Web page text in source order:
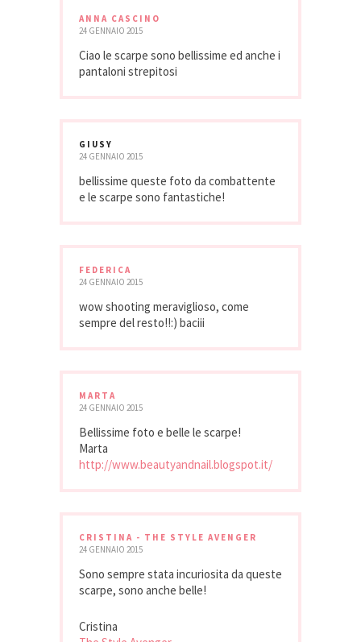
ANNA CASCINO
24 GENNAIO 2015
Ciao le scarpe sono bellissime ed anche i
pantaloni strepitosi
GIUSY
24 GENNAIO 2015
bellissime queste foto da combattente
e le scarpe sono fantastiche!
FEDERICA
24 GENNAIO 2015
wow shooting meraviglioso, come
sempre del resto!!:) baciii
MARTA
24 GENNAIO 2015
Bellissime foto e belle le scarpe!
Marta
http://www.beautyandnail.blogspot.it/
CRISTINA - THE STYLE AVENGER
24 GENNAIO 2015
Sono sempre stata incuriosita da queste
scarpe, sono anche belle!
Cristina